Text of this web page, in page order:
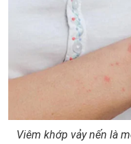
Viêm khớp vảy nến là